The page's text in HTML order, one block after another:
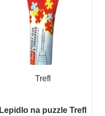
Trefl
Lepidlo na puzzle Trefl